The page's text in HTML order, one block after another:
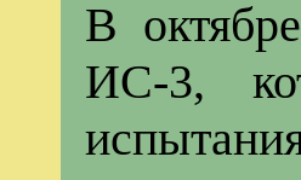
В
ИС-3,